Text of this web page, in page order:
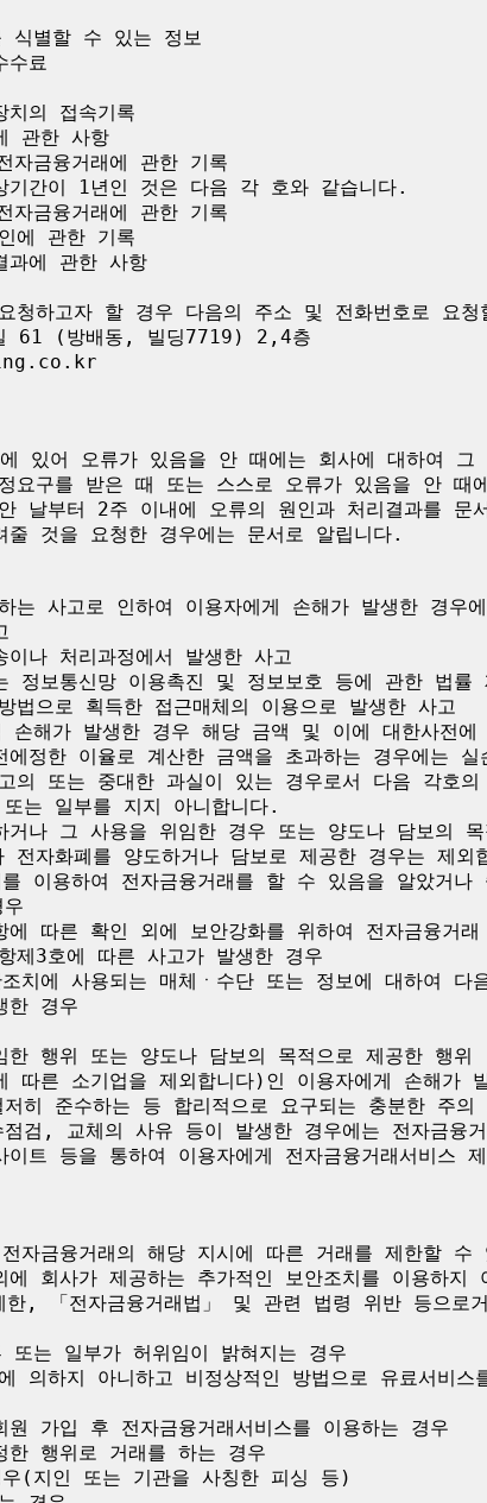
식별할 수 있는 정보
수료
의 접속기록
관한 사항
금융거래에 관한 기록
간이 1년인 것은 다음 각 호와 같습니다.
금융거래에 관한 기록
에 관한 기록
과에 관한 사항
청하고자 할 경우 다음의 주소 및 전화번호로 요청
61 (방배동, 빌딩7719) 2,4층
있어 오류가 있음을 안 때에는 회사에 대하여
구를 받은 때 또는 스스로 오류가 있음을 안 때
날부터 2주 이내에 오류의 원인과 처리결과를 문
것을 요청한 경우에는 문서로 알립니다.
사고로 인하여 이용자에게 손해가 발생한 경우
나 처리과정에서 발생한 사고
정보통신망 이용촉진 및 정보보호 등에 관한 법률
으로 획득한 접근매체의 이용으로 발생한 사고
해가 발생한 경우 해당 금액 및 이에 대한사전에
정한 이율로 계산한 금액을 초과하는 경우에는 실
또는 중대한 과실이 있는 경우로서 다음 각호의
는 일부를 지지 아니합니다.
나 그 사용을 위임한 경우 또는 양도나 담보의 목
전자화폐를 양도하거나 담보로 제공한 경우는 제외
이용하여 전자금융거래를 할 수 있음을 알았거
따른 확인 외에 보안강화를 위하여 전자금융거
제3호에 따른 사고가 발생한 경우
치에 사용되는 매체ㆍ수단 또는 정보에 대하여
한 경우
행위 또는 양도나 담보의 목적으로 제공한 행위
따른 소기업을 제외합니다)인 이용자에게 손해가
히 준수하는 등 합리적으로 요구되는 충분한 주의
검, 교체의 사유 등이 발생한 경우에는 전자금융
트 등을 통하여 이용자에게 전자금융거래서비스
금융거래의 해당 지시에 따른 거래를 제한할 수
회사가 제공하는 추가적인 보안조치를 이용하지
「전자금융거래법」 및 관련 법령 위반 등으로
는 일부가 허위임이 밝혀지는 경우
의하지 아니하고 비정상적인 방법으로 유료서비스
가입 후 전자금융거래서비스를 이용하는 경우
행위로 거래를 하는 경우
(지인 또는 기관을 사칭한 피싱 등)